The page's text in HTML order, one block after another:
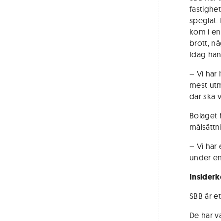
speglat.
kom i
brott,
Idag
– Vi har
mest
där ska
Bolaget
– Vi har
under
SBB är
De har